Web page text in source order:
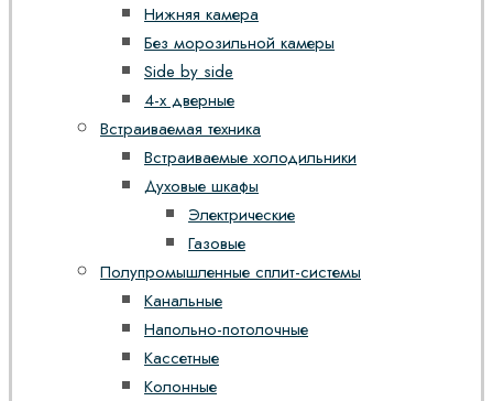
Нижняя камера
Без морозильной камеры
Side by side
4-х дверные
Встраиваемая техника
Встраиваемые холодильники
Духовые шкафы
Электрические
Газовые
Полупромышленные сплит-системы
Канальные
Напольно-потолочные
Кассетные
Колонные